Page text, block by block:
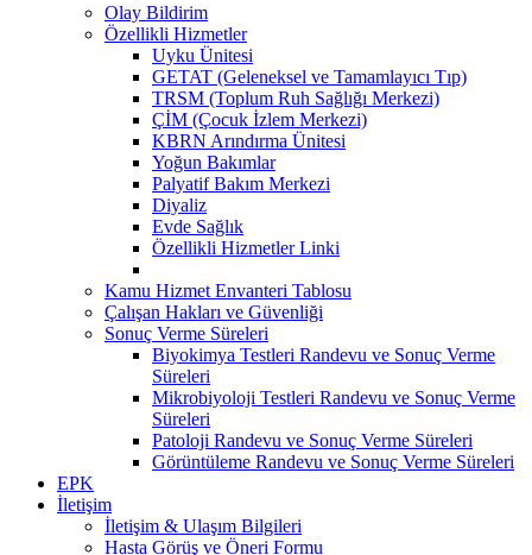
Olay Bildirim
Özellikli Hizmetler
Uyku Ünitesi
GETAT (Geleneksel ve Tamamlayıcı Tıp)
TRSM (Toplum Ruh Sağlığı Merkezi)
ÇİM (Çocuk İzlem Merkezi)
KBRN Arındırma Ünitesi
Yoğun Bakımlar
Palyatif Bakım Merkezi
Diyaliz
Evde Sağlık
Özellikli Hizmetler Linki
Kamu Hizmet Envanteri Tablosu
Çalışan Hakları ve Güvenliği
Sonuç Verme Süreleri
Biyokimya Testleri Randevu ve Sonuç Verme
Süreleri
Mikrobiyoloji Testleri Randevu ve Sonuç Verme
Süreleri
Patoloji Randevu ve Sonuç Verme Süreleri
Görüntüleme Randevu ve Sonuç Verme Süreleri
EPK
İletişim
İletişim & Ulaşım Bilgileri
Hasta Görüş ve Öneri Formu